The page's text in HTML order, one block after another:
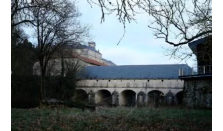
Verdun
Avec
La
Cathédrale
Pour
Témoin